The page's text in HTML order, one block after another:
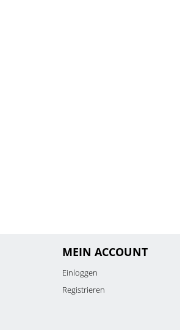
MEIN ACCOUNT
Einloggen
Registrieren